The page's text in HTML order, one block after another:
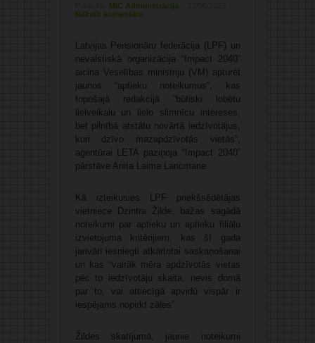
MIC Administrācija
Rakstīt komentāru
Latvijas Pensionāru federācija (LPF) un
nevalstiskā organizācija “Impact 2040”
aicina Veselības ministriju (VM) apturēt
jaunos “aptieku noteikumus”, kas
topošajā redakcijā “būtiski lobētu
lielveikalu un lielo slimnīcu intereses,
bet pilnībā atstātu novārtā iedzīvotājus,
kuri dzīvo mazapdzīvotās vietās”,
aģentūrai LETA paziņoja “Impact 2040”
pārstāve Anita Laima Lancmane.
Kā izteikusies LPF priekšsēdētājas
vietniece Dzintra Žilde, bažas sagādā
noteikumi par aptieku un aptieku filiāļu
izvietojuma kritērijiem, kas šī gada
janvārī iesniegti atkārtotai saskaņošanai
un kas “vairāk mēra apdzīvotās vietas
pēc to iedzīvotāju skaita, nevis domā
par to, vai attiecīgā apvidū vispār ir
iespējams nopirkt zāles”.
Žildes skatījumā, jaunie noteikumi